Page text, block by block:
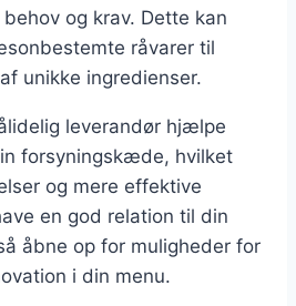
og krav. Dette kan
råvarer til
unikke ingredienser.
leverandør hjælpe
forsyningskæde, hvilket
og mere effektive
en god relation til din
åbne op for muligheder for
i din menu.